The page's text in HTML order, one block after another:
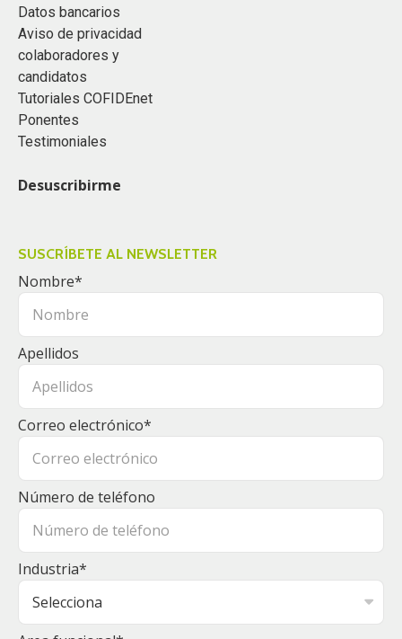
Datos bancarios
Aviso de privacidad
colaboradores y
candidatos
Tutoriales COFIDEnet
Ponentes
Testimoniales
Desuscribirme
SUSCRÍBETE AL NEWSLETTER
Nombre*
Apellidos
Correo electrónico*
Número de teléfono
Industria*